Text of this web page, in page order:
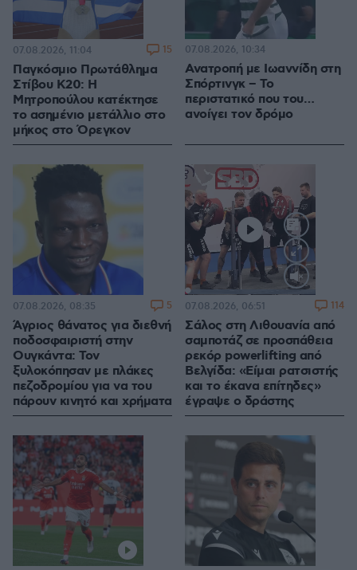
Παγκόσμιο Πρωτάθλημα
Στίβου Κ20: Η
Μητροπούλου κατέκτησε
το ασημένιο μετάλλιο στο
μήκος στο Όρεγκον
07.08.2026, 11:04 15
Ανατροπή με Ιωαννίδη στη
Σπόρτινγκ – Το
περιστατικό που του…
ανοίγει τον δρόμο
07.08.2026, 10:34
Άγριος θάνατος για διεθνή
ποδοσφαιριστή στην
Ουγκάντα: Τον
ξυλοκόπησαν με πλάκες
πεζοδρομίου για να του
πάρουν κινητό και χρήματα
07.08.2026, 08:35 5
Loaded
100.00%
Σάλος στη Λιθουανία από
σαμποτάζ σε προσπάθεια
ρεκόρ powerlifting από
Βελγίδα: «Είμαι ρατσιστής
και το έκανα επίτηδες»
έγραψε ο δράστης
07.08.2026, 06:51 114